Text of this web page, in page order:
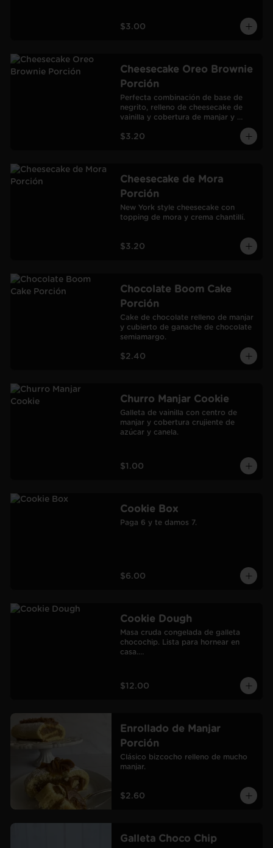
$3.00
Cheesecake Oreo Brownie
Porción
Perfecta combinación de base de
negrito, relleno de cheesecake de
vainilla y cobertura de manjar y
$3.20
Cheesecake de Mora
Porción
New York style cheesecake con
topping de mora y crema chantillí.
$3.20
Chocolate Boom Cake
Porción
Cake de chocolate relleno de manjar
y cubierto de ganache de chocolate
semiamargo.
$2.40
Churro Manjar Cookie
Galleta de vainilla con centro de
manjar y cobertura crujiente de
azúcar y canela.
$1.00
Cookie Box
Paga 6 y te damos 7.
$6.00
Cookie Dough
Masa cruda congelada de galleta
chocochip. Lista para hornear en
casa.
60 galletas pequeñas.
$12.00
Enrollado de Manjar
Porción
Clásico bizcocho relleno de mucho
manjar.
$2.60
Galleta Choco Chip